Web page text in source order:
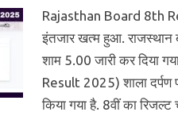
Rajasthan Board 8th
इंतजार खत्म हुआ. राजस्थान
शाम 5.00 जारी कर दिया
Result 2025) शाला
किया गया है. 8वीं का